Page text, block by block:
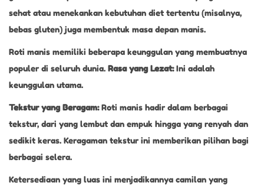
sehat atau menekankan kebutuhan diet tertentu (misalnya,
bebas gluten) juga membentuk masa depan manis.
Roti manis memiliki beberapa keunggulan yang membuatnya
populer di seluruh dunia. Rasa yang Lezat:Ini adalah
keunggulan utama.
Tekstur yang Beragam:Roti manis hadir dalam berbagai
tekstur, dari yang lembut dan empuk hingga yang renyah dan
sedikit keras. Keragaman tekstur ini memberikan pilihan bagi
berbagai selera.
Ketersediaan yang luas ini menjadikannya camilan yang